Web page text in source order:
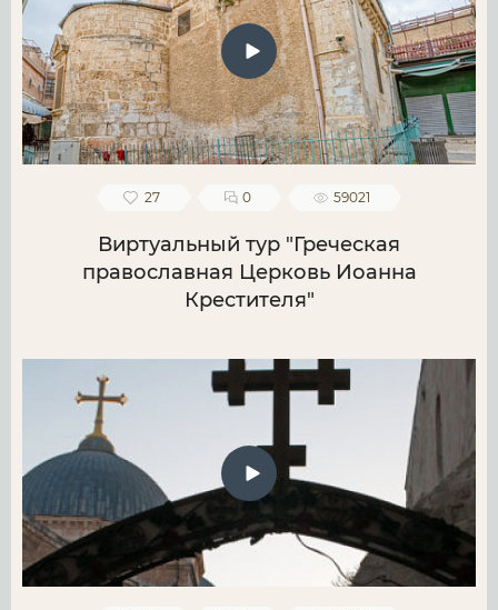
27 0 59021
Виртуальный тур "Греческая
православная Церковь Иоанна
Крестителя"